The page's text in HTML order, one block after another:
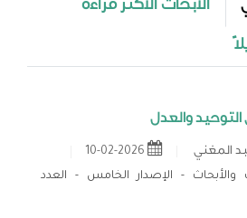
الأبحاث الأكثر قراءة
التوحيد والعدل
المغني
والأبحاث - الإصدار الخامس - العدد